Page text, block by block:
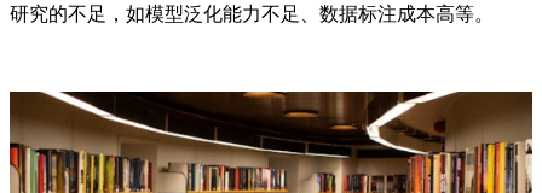
研究的不足，如模型泛化能力不足、数据标注成本高等。